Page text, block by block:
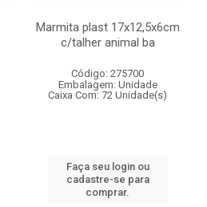
Marmita plast 17x12,5x6cm
c/talher animal ba
Código: 275700
Embalagem: Unidade
Caixa Com: 72 Unidade(s)
Faça seu login ou
cadastre-se para
comprar.